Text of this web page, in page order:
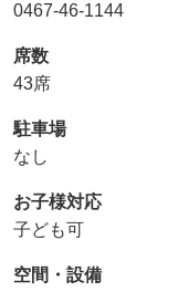
0467-46-1144
席数
43席
駐車場
なし
お子様対応
子ども可
空間・設備